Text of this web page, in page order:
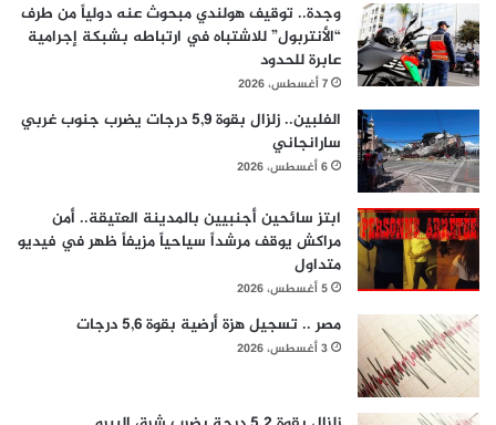
وجدة.. توقيف هولندي مبحوث عنه دولياً من طرف
“الأنتربول” للاشتباه في ارتباطه بشبكة إجرامية
عابرة للحدود
7 أغسطس، 2026
الفلبين.. زلزال بقوة 5,9 درجات يضرب جنوب غربي
سارانجاني
6 أغسطس، 2026
ابتز سائحين أجنبيين بالمدينة العتيقة.. أمن
مراكش يوقف مرشداً سياحياً مزيفاً ظهر في فيديو
متداول
5 أغسطس، 2026
مصر .. تسجيل هزة أرضية بقوة 5,6 درجات
3 أغسطس، 2026